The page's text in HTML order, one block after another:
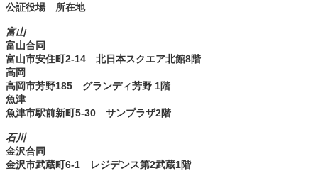
公証役場 所在地
富山
富山合同
富山市安住町2-14 北日本スクエア北館8階
高岡
高岡市芳野185 グランディ芳野 1階
魚津
魚津市駅前新町5-30 サンプラザ2階
石川
金沢合同
金沢市武蔵町6-1 レジデンス第2武蔵1階